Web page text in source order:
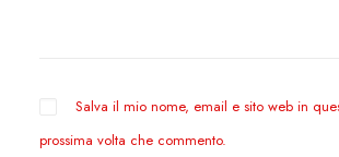
Salva il mio nome, email e sito web in
prossima volta che commento.